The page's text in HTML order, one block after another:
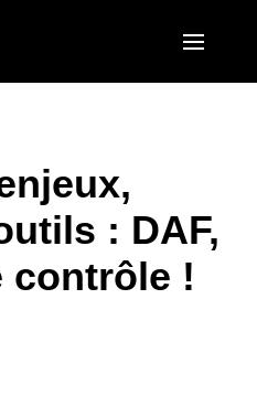
(English)
(Français)
(Español)
Kingdom (English)
(Français)
PACIFIC
(English)
: DAF,
contrôle !